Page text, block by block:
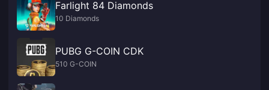
Farlight 84 Diamonds
10 Diamonds
PUBG G-COIN CDK
510 G-COIN